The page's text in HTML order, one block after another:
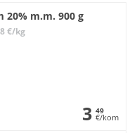
20% m.m. 900 g
€/kg
3 49
€/kom